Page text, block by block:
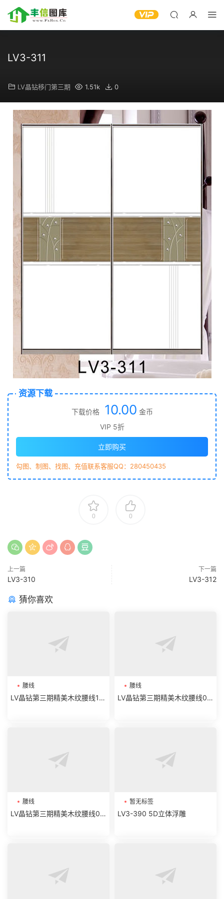
LV3-311
LV晶钻移门第三期 1.51k 0
资源下载
下载价格 10.00 金币
VIP 5折
立即购买
勾图、制图、找图、充值联系客服QQ：280450435
0 0
上一篇
LV3-310
下一篇
LV3-312
猜你喜欢
腰线
LV晶钻第三期精美木纹腰线19-
腰线
LV晶钻第三期精美木纹腰线07
腰线
LV晶钻第三期精美木纹腰线01-
暂无标签
LV3-390 5D立体浮雕